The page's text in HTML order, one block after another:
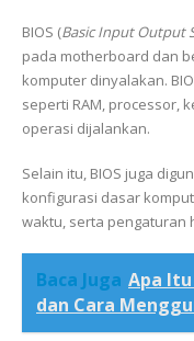
BIOS (Basic Input Output
pada motherboard dan
komputer dinyalakan.
seperti RAM, processor,
operasi dijalankan.
Selain itu, BIOS juga
konfigurasi dasar
waktu, serta pengaturan
Baca Juga Apa Itu
dan Cara